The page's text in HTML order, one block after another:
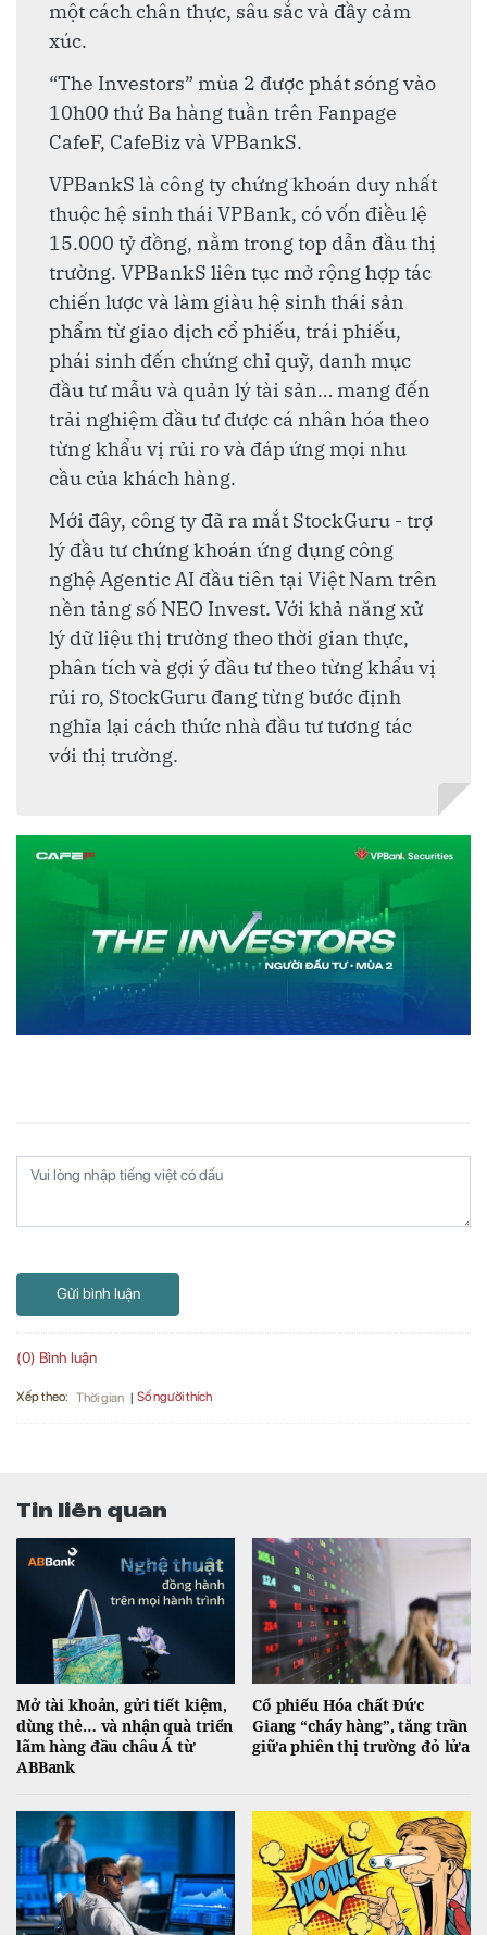
một cách chân thực, sâu sắc và đầy cảm
xúc.
“The Investors” mùa 2 được phát sóng vào
10h00 thứ Ba hàng tuần trên Fanpage
CafeF, CafeBiz và VPBankS.
VPBankS là công ty chứng khoán duy nhất
thuộc hệ sinh thái VPBank, có vốn điều lệ
15.000 tỷ đồng, nằm trong top dẫn đầu thị
trường. VPBankS liên tục mở rộng hợp tác
chiến lược và làm giàu hệ sinh thái sản
phẩm từ giao dịch cổ phiếu, trái phiếu,
phái sinh đến chứng chỉ quỹ, danh mục
đầu tư mẫu và quản lý tài sản… mang đến
trải nghiệm đầu tư được cá nhân hóa theo
từng khẩu vị rủi ro và đáp ứng mọi nhu
cầu của khách hàng.
Mới đây, công ty đã ra mắt StockGuru - trợ
lý đầu tư chứng khoán ứng dụng công
nghệ Agentic AI đầu tiên tại Việt Nam trên
nền tảng số NEO Invest. Với khả năng xử
lý dữ liệu thị trường theo thời gian thực,
phân tích và gợi ý đầu tư theo từng khẩu vị
rủi ro, StockGuru đang từng bước định
nghĩa lại cách thức nhà đầu tư tương tác
với thị trường.
Gửi bình luận
(0) Bình luận
Xếp theo: Thời gian Số người thích
Tin liên quan
Mở tài khoản, gửi tiết kiệm,
dùng thẻ… và nhận quà triển
lãm hàng đầu châu Á từ
ABBank
Cổ phiếu Hóa chất Đức
Giang “cháy hàng”, tăng trần
giữa phiên thị trường đỏ lửa